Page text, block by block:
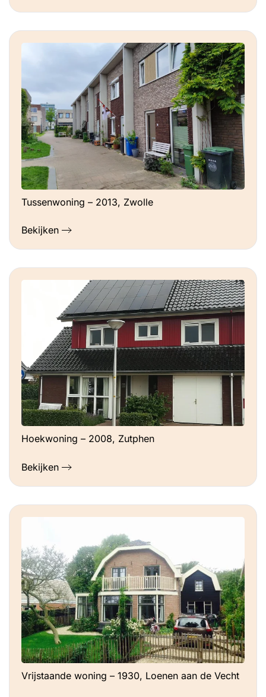
Tussenwoning – 2013, Zwolle
Bekijken
Hoekwoning – 2008, Zutphen
Bekijken
Vrijstaande woning – 1930, Loenen aan de Vecht